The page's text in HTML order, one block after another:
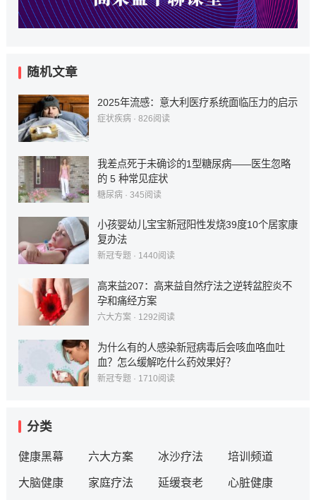
随机文章
2025年流感：意大利医疗系统面临压力的启示
症状疾病· 826阅读
我差点死于未确诊的1型糖尿病——医生忽略
的 5 种常见症状
糖尿病· 345阅读
小孩婴幼儿宝宝新冠阳性发烧39度10个居家康
复办法
新冠专题 · 1440阅读
高来益207：高来益自然疗法之逆转盆腔炎不
孕和痛经方案
六大方案· 1292阅读
为什么有的人感染新冠病毒后会咳血咯血吐
血？怎么缓解吃什么药效果好？
新冠专题· 1710阅读
分类
健康黑幕 六大方案 冰沙疗法 培训频道
大脑健康 家庭疗法 延缓衰老 心脏健康